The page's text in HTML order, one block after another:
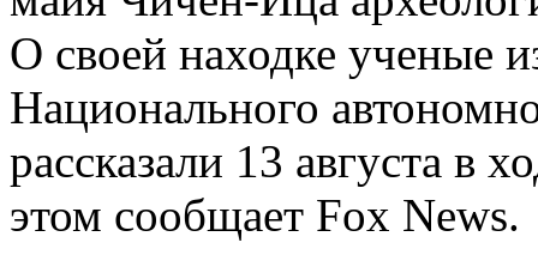
О своей находке ученые
Национального
рассказали 13 августа в
этом сообщает Fox News.